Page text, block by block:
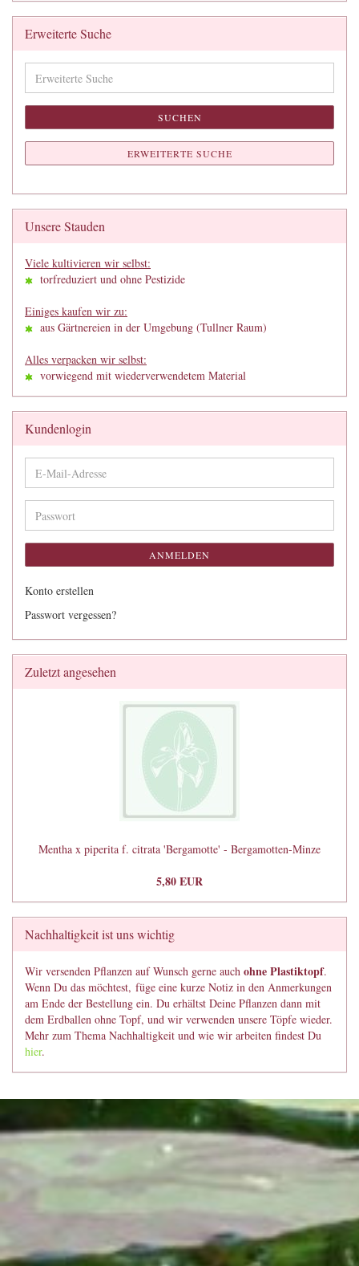
Erweiterte Suche
Suche
SUCHEN
ERWEITERTE SUCHE
Unsere Stauden
Viele kultivieren wir selbst:
torfreduziert und ohne Pestizide
Einiges kaufen wir zu:
aus Gärtnereien in der Umgebung (Tullner Raum)
Alles verpacken wir selbst:
vorwiegend mit wiederverwendetem Material
Kundenlogin
E-
Mail-
Adresse
Passwort
ANMELDEN
Konto erstellen
Passwort vergessen?
Zuletzt angesehen
Mentha x piperita f. citrata 'Bergamotte' - Bergamotten-Minze
5,80 EUR
Nachhaltigkeit ist uns wichtig
Wir versenden Pflanzen auf Wunsch gerne auch ohne Plastiktopf.
Wenn Du das möchtest, füge eine kurze Notiz in den Anmerkungen
am Ende der Bestellung ein. Du erhältst Deine Pflanzen dann mit
dem Erdballen ohne Topf, und wir verwenden unsere Töpfe wieder.
Mehr zum Thema Nachhaltigkeit und wie wir arbeiten findest Du
hier.